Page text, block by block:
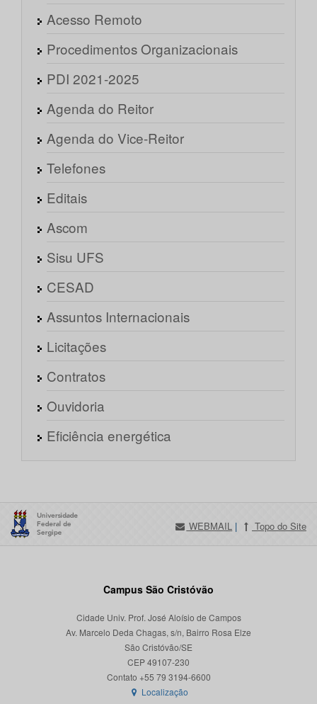
Acesso Remoto
Procedimentos Organizacionais
PDI 2021-2025
Agenda do Reitor
Agenda do Vice-Reitor
Telefones
Editais
Ascom
Sisu UFS
CESAD
Assuntos Internacionais
Licitações
Contratos
Ouvidoria
Eficiência energética
WEBMAIL | Topo do Site
Campus São Cristóvão
Cidade Univ. Prof. José Aloísio de Campos
Av. Marcelo Deda Chagas, s/n, Bairro Rosa Elze
São Cristóvão/SE
CEP 49107-230
Localização